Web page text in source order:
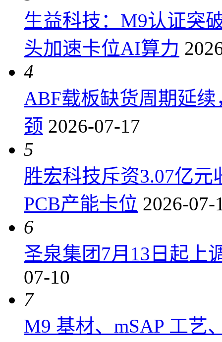
生益科技：M9认证突
头加速卡位AI算力
4
ABF载板缺货周期延
颈 2026-07-17
5
胜宏科技斥资3.07亿
PCB产能卡位 2026-07-
6
圣泉集团7月13日起上
07-10
7
M9 基材、mSAP 工艺